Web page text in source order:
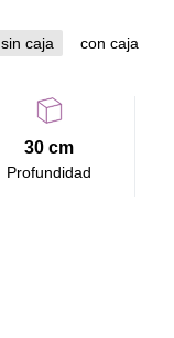
sin caja con caja
30 cm
Profundidad